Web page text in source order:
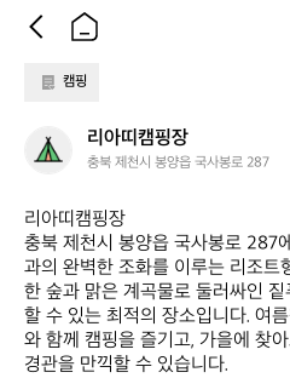
캠핑
아
캠
핑
장
리아띠캠핑장
충북 제천시 봉양읍 국사봉로 287
리아띠캠핑장
충북 제천시 봉양읍 국사봉로 287
과의 완벽한 조화를 이루는 리조트
한 숲과 맑은 계곡물로 둘러싸인
할 수 있는 최적의 장소입니다. 여
와 함께 캠핑을 즐기고, 가을에 찾
경관을 만끽할 수 있습니다.